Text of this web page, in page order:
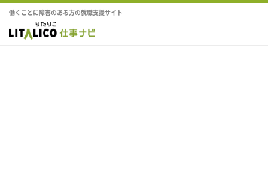
働くことに障害のある方の就職支援サイト